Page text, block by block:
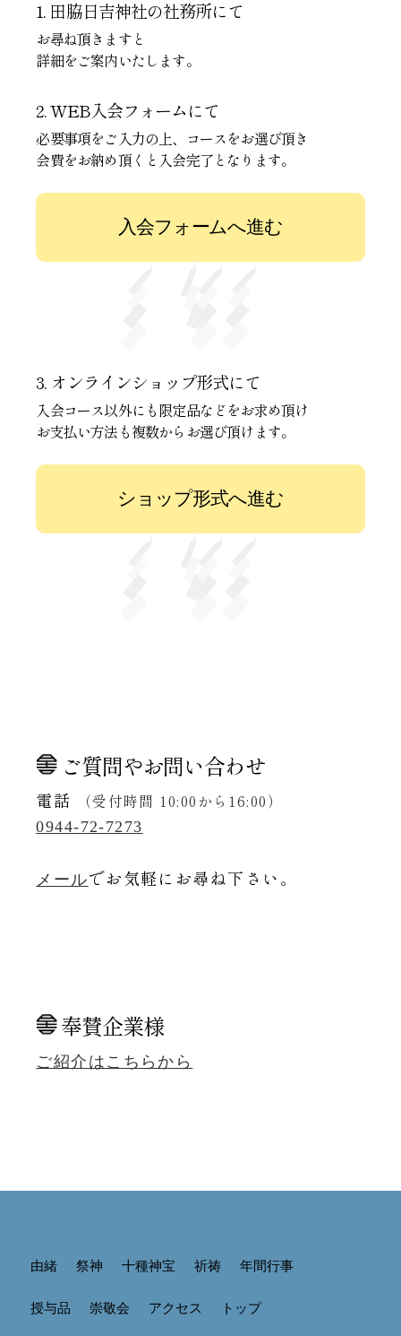
1. 田脇日吉神社の社務所にて
お尋ね頂きますと
詳細をご案内いたします。
2. WEB入会フォームにて
必要事項をご入力の上、コースをお選び頂き
会費をお納め頂くと入会完了となります。
入会フォームへ進む
3. オンラインショップ形式にて
入会コース以外にも限定品などをお求め頂け
お支払い方法も複数からお選び頂けます。
ショップ形式へ進む
ご質問やお問い合わせ
電話 （受付時間 10:00から16:00）
0944-72-7273
メールでお気軽にお尋ね下さい。
奉賛企業様
ご紹介はこちらから
由緒 祭神 十種神宝 祈祷 年間行事
授与品 崇敬会 アクセス トップ